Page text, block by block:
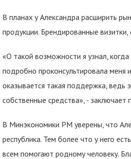
В планах у Александра расширить
продукции. Брендированные
«О такой возможности я узнал,
подробно проконсультировала меня
оказывается такая поддержка, ведь
собственные средства», - заключает
В Минэкономики РМ уверены, что
республика. Тем более что у него
всем помогают родному человеку.